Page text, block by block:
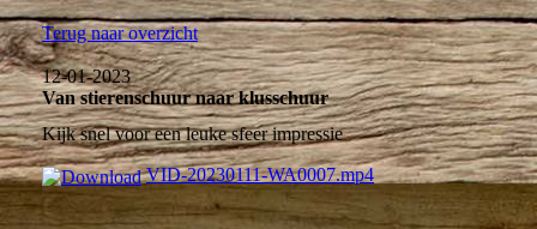
Terug naar overzicht
12-01-2023
Van stierenschuur naar klusschuur
Kijk snel voor een leuke sfeer impressie
VID-20230111-WA0007.mp4